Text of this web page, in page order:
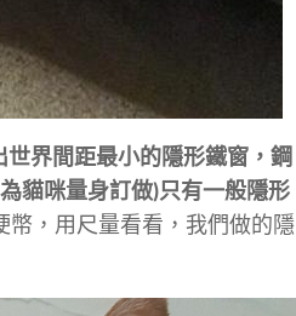
界間距最小的隱形鐵窗，鋼
貓咪量身訂做)只有一般隱形
，用尺量看看，我們做的隱